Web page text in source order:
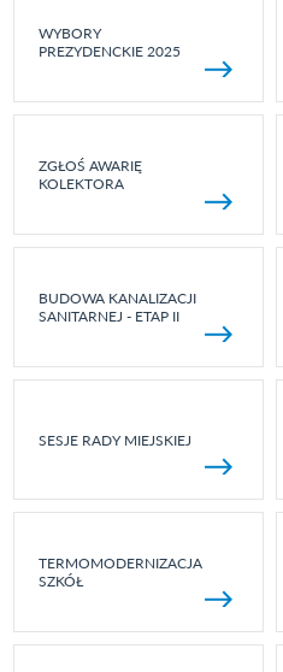
WYBORY
PREZYDENCKIE 2025
ZGŁOŚ AWARIĘ
KOLEKTORA
BUDOWA KANALIZACJI
SANITARNEJ - ETAP II
SESJE RADY MIEJSKIEJ
TERMOMODERNIZACJA
SZKÓŁ